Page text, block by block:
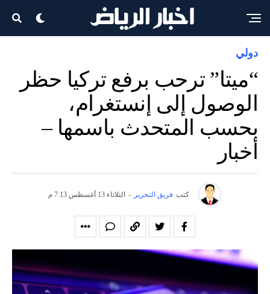
دولي
“ميتا” ترحب برفع تركيا حظر
الوصول إلى إنستغرام،
بحسب المتحدث باسمها –
أخبار
كتب فريق التحرير - الثلاثاء 13 أغسطس 7:13 م